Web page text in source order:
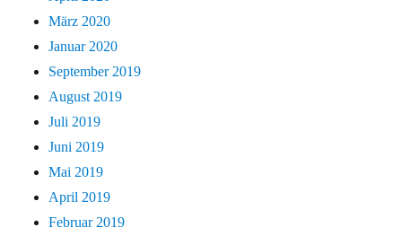
März 2020
Januar 2020
September 2019
August 2019
Juli 2019
Juni 2019
Mai 2019
April 2019
Februar 2019